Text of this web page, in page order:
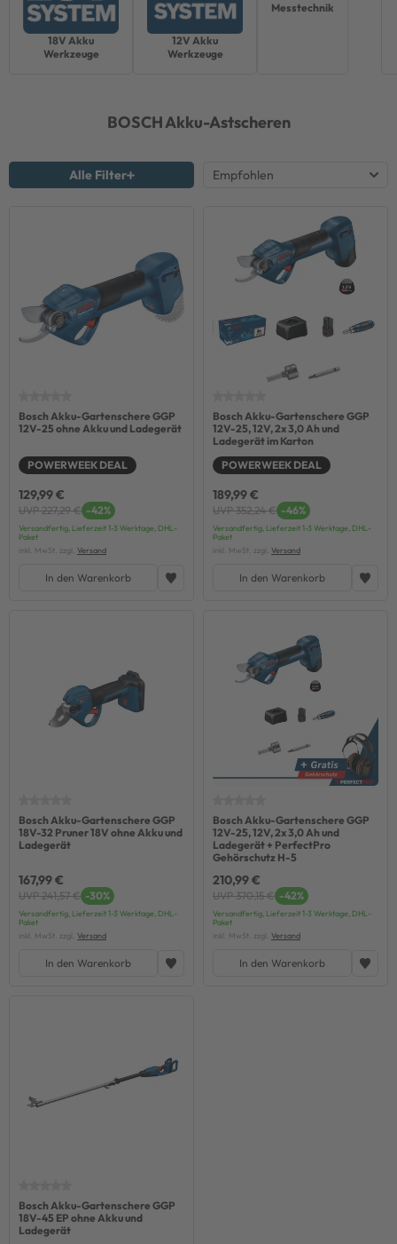
18V Akku
Werkzeuge
12V Akku
Werkzeuge
Messtechnik
BOSCHAkku-Astscheren
Alle Filter
Bosch Akku-Gartenschere GGP
12V-25 ohne Akku und Ladegerät
POWERWEEK DEAL
129,99 €
UVP 227,29 € -42%
Versandfertig, Lieferzeit 1-3 Werktage, DHL-
Paket
inkl. MwSt. zzgl. Versand
In den Warenkorb
Bosch Akku-Gartenschere GGP
12V-25, 12V, 2x 3,0 Ah und
Ladegerät im Karton
POWERWEEK DEAL
189,99 €
UVP 352,24 € -46%
Versandfertig, Lieferzeit 1-3 Werktage, DHL-
Paket
inkl. MwSt. zzgl. Versand
In den Warenkorb
Bosch Akku-Gartenschere GGP
18V-32 Pruner 18V ohne Akku und
Ladegerät
167,99 €
UVP 241,57 € -30%
Versandfertig, Lieferzeit 1-3 Werktage, DHL-
Paket
inkl. MwSt. zzgl. Versand
In den Warenkorb
Bosch Akku-Gartenschere GGP
12V-25, 12V, 2x 3,0 Ah und
Ladegerät + PerfectPro
Gehörschutz H-5
210,99 €
UVP 370,15 € -42%
Versandfertig, Lieferzeit 1-3 Werktage, DHL-
Paket
inkl. MwSt. zzgl. Versand
In den Warenkorb
Bosch Akku-Gartenschere GGP
18V-45 EP ohne Akku und
Ladegerät